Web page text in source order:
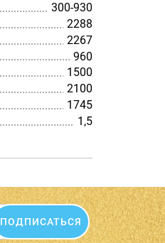
300-930
2288
2267
960
1500
2100
1745
1,5
ПОДПИСАТЬСЯ